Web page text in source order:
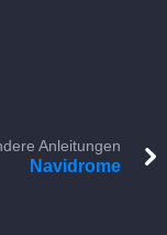
Anleitungen
Navidrome